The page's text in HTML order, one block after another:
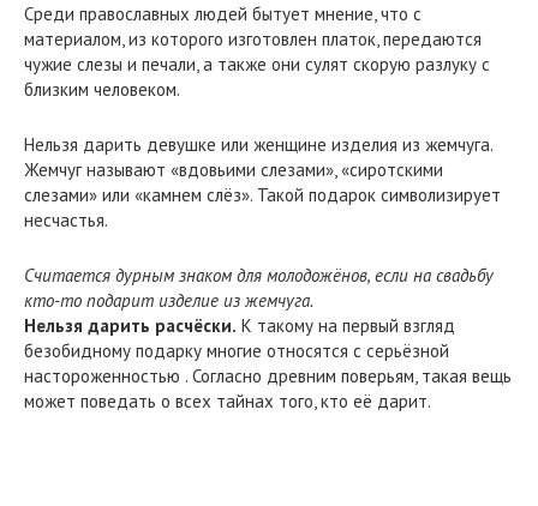
Среди православных людей бытует мнение, что с
материалом, из которого изготовлен платок, передаются
чужие слезы и печали, а также они сулят скорую разлуку с
близким человеком.
Нельзя дарить девушке или женщине изделия из жемчуга.
Жемчуг называют «вдовьими слезами», «сиротскими
слезами» или «камнем слёз». Такой подарок символизирует
несчастья.
Считается дурным знаком для молодожёнов, если на свадьбу
кто-то подарит изделие из жемчуга.
Нельзя дарить расчёски. К такому на первый взгляд
безобидному подарку многие относятся с серьёзной
настороженностью . Согласно древним поверьям, такая вещь
может поведать о всех тайнах того, кто её дарит.